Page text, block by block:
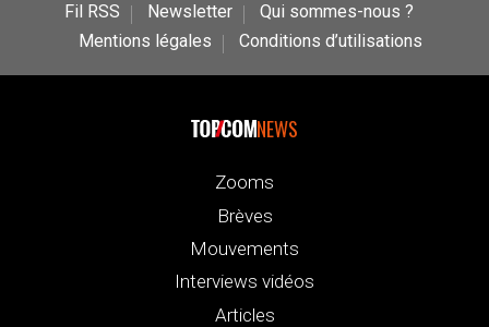
Fil RSS Newsletter
Qui sommes-nous ?
Mentions légales
Conditions d’utilisations
NEWS
Zooms
Brèves
Mouvements
Interviews vidéos
Articles